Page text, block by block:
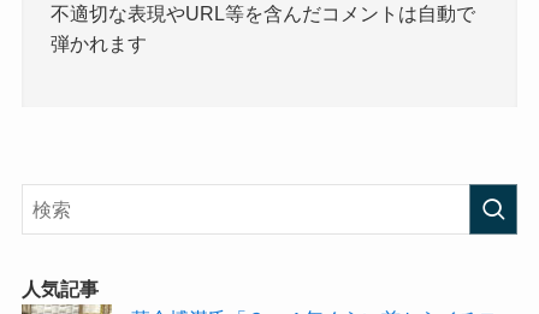
不適切な表現やURL等を含んだコメントは自動で
弾かれます
人気記事